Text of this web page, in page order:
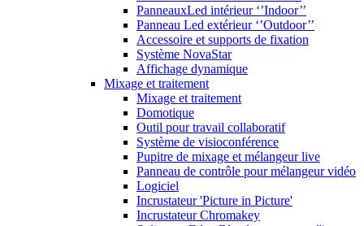
PanneauxLed intérieur ‘’Indoor’’
Panneau Led extérieur ‘’Outdoor’’
Accessoire et supports de fixation
Système NovaStar
Affichage dynamique
Mixage et traitement
Mixage et traitement
Domotique
Outil pour travail collaboratif
Système de visioconférence
Pupitre de mixage et mélangeur live
Panneau de contrôle pour mélangeur vidéo
Logiciel
Incrustateur 'Picture in Picture'
Incrustateur Chromakey